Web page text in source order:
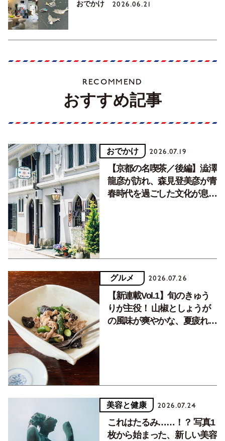
おでかけ 2026.06.21
RECOMMEND
おすすめ記事
おでかけ 2026.07.19
【京都の名喫茶／後編】澁澤
龍彦が訪れ、森見登美彦が青
春時代を過ごした文化が息づ
グルメ 2026.07.26
【新連載Vol.1】旬のきゅう
りが主役！ 山椒としょうが
の風味が爽やかな、夏疲れを
美容と健康 2026.07.24
これはたるみ……！？ 写真1
枚から始まった、新しい美容